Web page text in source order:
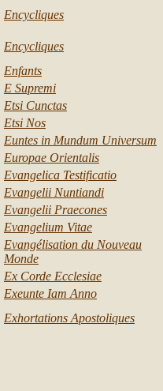
Encycliques
Encycliques
Enfants
E Supremi
Etsi Cunctas
Etsi Nos
Euntes in Mundum Universum
Europae Orientalis
Evangelica Testificatio
Evangelii Nuntiandi
Evangelii Praecones
Evangelium Vitae
Evangélisation du Nouveau
Monde
Ex Corde Ecclesiae
Exeunte Iam Anno
Exhortations Apostoliques